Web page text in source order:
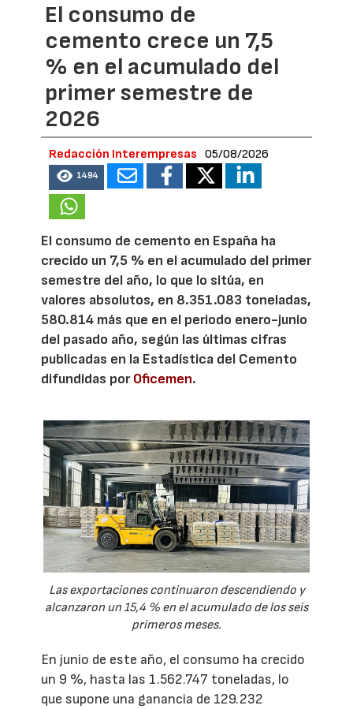
El consumo de
cemento crece un 7,5
% en el acumulado del
primer semestre de
2026
Redacción Interempresas 05/08/2026
1494
El consumo de cemento en España ha
crecido un 7,5 % en el acumulado del primer
semestre del año, lo que lo sitúa, en
valores absolutos, en 8.351.083 toneladas,
580.814 más que en el periodo enero-junio
del pasado año, según las últimas cifras
publicadas en la Estadística del Cemento
difundidas porOficemen.
Las exportaciones continuaron descendiendo y
alcanzaron un 15,4 % en el acumulado de los seis
primeros meses.
En junio de este año, el consumo ha crecido
un 9 %, hasta las 1.562.747 toneladas, lo
que supone una ganancia de 129.232